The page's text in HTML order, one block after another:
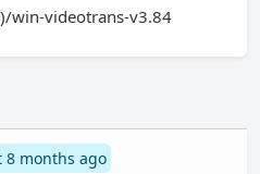
win-videotrans-v3.84
8 months ago